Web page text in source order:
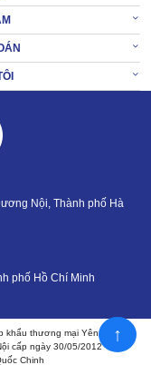
tác động vật lý tốt,
mở rộng tối đa.
chất của dị vật đã tìm
tùy ý chỉnh độ nhạy,
Nội, Thành phố Hà
phố Hồ Chí Minh
khẩu thương mại Yên Phát
cấp ngày 30/05/2012
Chinh
↑